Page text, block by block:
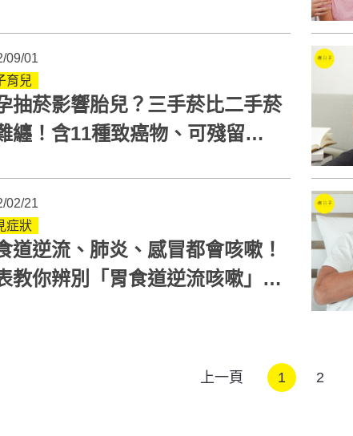
09/01
育兒
抽菸影響胎兒？三手菸比二手菸
纏！含11種致癌物、可殘留室
02/21
症狀
道逆流、肺炎、感冒都會咳嗽！
教你辨別「胃食道逆流咳嗽」症
上一頁 1 2